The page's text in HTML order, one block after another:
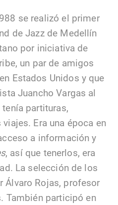
se realizó el primer
de Jazz de Medellín
por iniciativa de
un par de amigos
Estados Unidos y que
Juancho Vargas al
partituras,
Era una época en
a información y
, así que tenerlos, era
La selección de los
Álvaro Rojas, profesor
También participó en